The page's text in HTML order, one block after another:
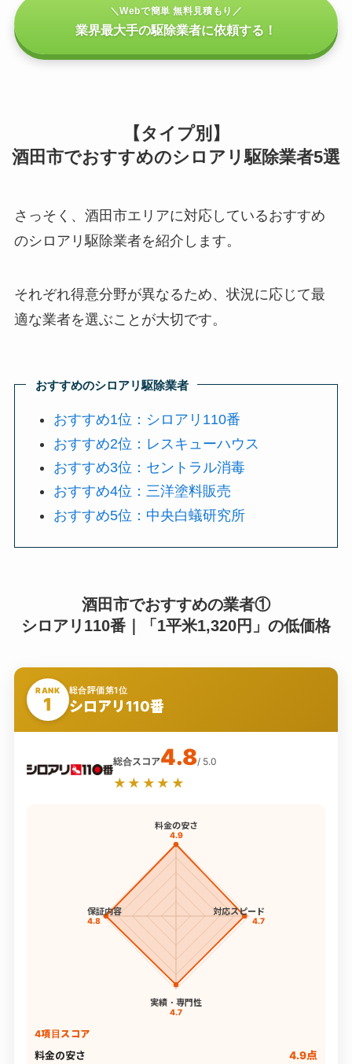
＼Webで簡単 無料見積もり／
業界最大手の駆除業者に依頼する！
【タイプ別】
酒田市でおすすめのシロアリ駆除業者5選
さっそく、酒田市エリアに対応しているおすすめ
のシロアリ駆除業者を紹介します。
それぞれ得意分野が異なるため、状況に応じて最
適な業者を選ぶことが大切です。
おすすめのシロアリ駆除業者
おすすめ1位：シロアリ110番
おすすめ2位：レスキューハウス
おすすめ3位：セントラル消毒
おすすめ4位：三洋塗料販売
おすすめ5位：中央白蟻研究所
酒田市でおすすめの業者①
シロアリ110番｜「1平米1,320円」の低価格
RANK
1
総合評価第1位
シロアリ110番
総合スコア4.8/ 5.0
★★★★★
料金の安さ
4.9
対応スピード
4.7
実績・専門性
4.7
保証内容
4.8
4項目スコア
料金の安さ 4.9点